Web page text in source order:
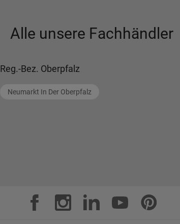
Alle unsere Fachhändler
Reg.-Bez. Oberpfalz
Neumarkt In Der Oberpfalz